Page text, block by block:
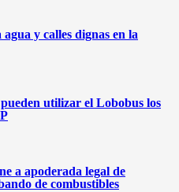
y calles dignas en la
utilizar el Lobobus los
a apoderada legal de
de combustibles